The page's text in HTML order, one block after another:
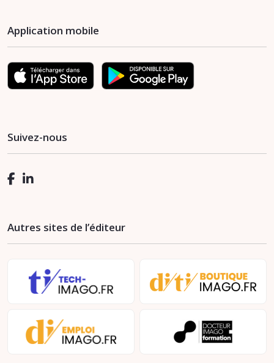
Application mobile
Suivez-nous
Autres sites de l’éditeur